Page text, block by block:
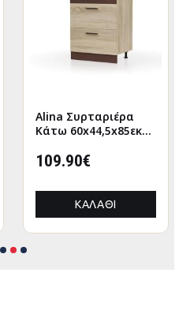
Alina Συρταριέρα
Κάτω 60x44,5x85εκ
109.90€
ΚΑΛΆΘΙ